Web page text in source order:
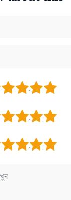
5
4
3
5
4
3
5
4
3